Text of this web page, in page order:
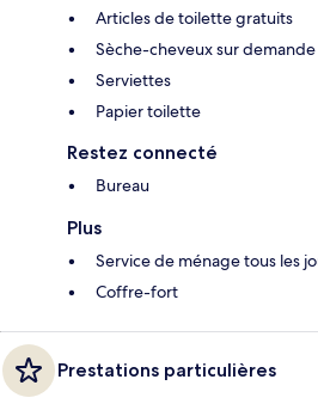
Articles de toilette gratuits
Sèche-cheveux sur demande
Serviettes
Papier toilette
Restez connecté
Bureau
Plus
Service de ménage tous les
Coffre-fort
Prestations particulières